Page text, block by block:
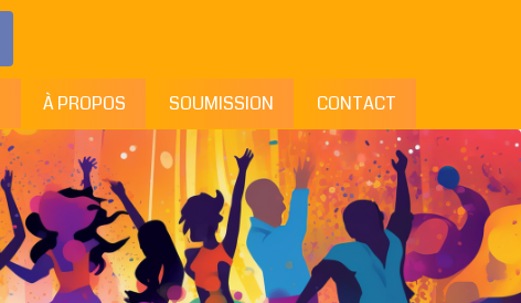
À PROPOS SOUMISSION CONTACT